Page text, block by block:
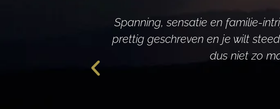
Spanning, sensatie en familie-
prettig geschreven en je wilt
dus niet zo